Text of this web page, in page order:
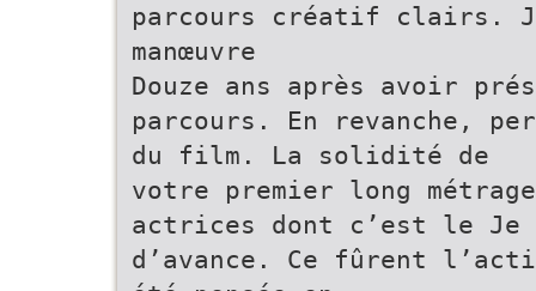
parcours créatif clairs.
manœuvre
Douze ans après avoir
parcours. En revanche,
du film. La solidité de
votre premier long
actrices dont c’est le Je
d’avance. Ce fûrent